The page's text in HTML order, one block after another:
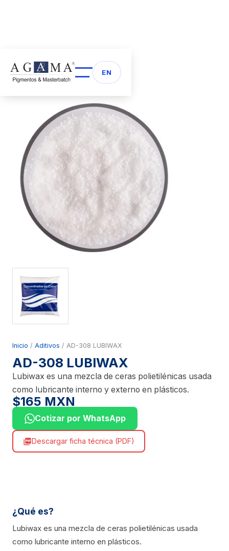
EN
arrow_back Volver a Aditivos
Inicio / Aditivos / AD-308 LUBIWAX
AD-308 LUBIWAX
Lubiwax es una mezcla de ceras polietilénicas usada
como lubricante interno y externo en plásticos.
$165 MXN
Cotizar por WhatsApp
picture_as_pdfDescargar ficha técnica (PDF)
¿Qué es?
Lubiwax es una mezcla de ceras polietilénicas usada
como lubricante interno en plásticos.